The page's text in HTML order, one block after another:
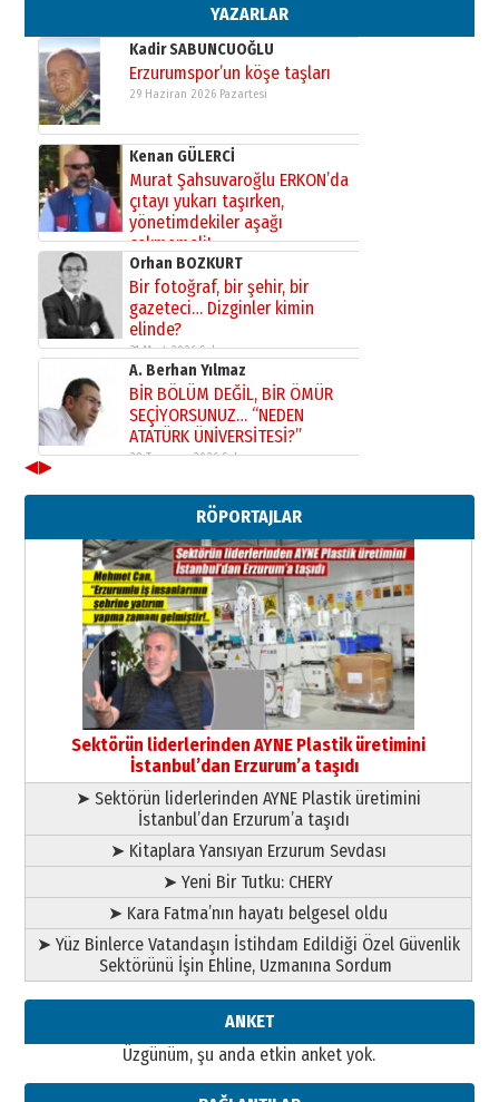
YAZARLAR
02 Ağustos 2026 Pazar
Kadir SABUNCUOĞLU
Erzurumspor’un köşe taşları
29 Haziran 2026 Pazartesi
Kenan GÜLERCİ
Murat Şahsuvaroğlu ERKON’da
çıtayı yukarı taşırken,
yönetimdekiler aşağı
çekmemeli!
17 Şubat 2026 SalıOrhan BOZKURT
Bir fotoğraf, bir şehir, bir
gazeteci… Dizginler kimin
elinde?
31 Mart 2026 Salı
A. Berhan Yılmaz
BİR BÖLÜM DEĞİL, BİR ÖMÜR
SEÇİYORSUNUZ… “NEDEN
ATATÜRK ÜNİVERSİTESİ?”
28 Temmuz 2026 Salı
Ahmed Yesevi’den bir Alperen…
”Reisimiz” idi… Hakka yürüdü.!
26 Mart 2026 Perşembe
Cem Bakırcı
Ardında bıraktığı hatıralarıyla
gönül adamı Faruk Terzioğlu!
13 Mayıs 2026 Çarşamba
Esat BİNDESEN
Başkan Sekmen’den Erzurum’a
bir vizyon proje daha!
02 Ağustos 2026 Pazar
◀▶
RÖPORTAJLAR
Sektörün liderlerinden AYNE Plastik üretimini
İstanbul’dan Erzurum’a taşıdı
➤ Sektörün liderlerinden AYNE Plastik üretimini
İstanbul’dan Erzurum’a taşıdı
➤ Kitaplara Yansıyan Erzurum Sevdası
➤ Yeni Bir Tutku: CHERY
➤ Kara Fatma’nın hayatı belgesel oldu
➤ Yüz Binlerce Vatandaşın İstihdam Edildiği Özel Güvenlik
Sektörünü İşin Ehline, Uzmanına Sordum
ANKET
Üzgünüm, şu anda etkin anket yok.